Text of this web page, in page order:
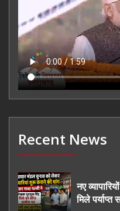
Recent News
नए
मिले